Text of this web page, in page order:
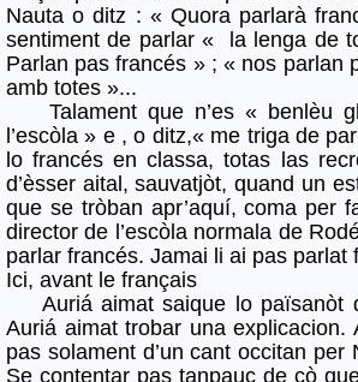
Nauta o ditz : « Quora parlarà
sentiment de parlar « la lenga de
Parlan pas francés » ; « nos parlan
amb totes »...
Talament que n’es « benlèu
l’escòla » e , o ditz,« me triga de
lo francés en classa, totas las
d’èsser aital, sauvatjòt, quand un
que se tròban apr’aquí, coma
director de l’escòla normala de
parlar francés. Jamai li ai pas parlat
Ici, avant le français
Auriá aimat saique lo païsanòt
Auriá aimat trobar una
pas solament d’un cant occitan
Se contentar pas tanpauc de çò